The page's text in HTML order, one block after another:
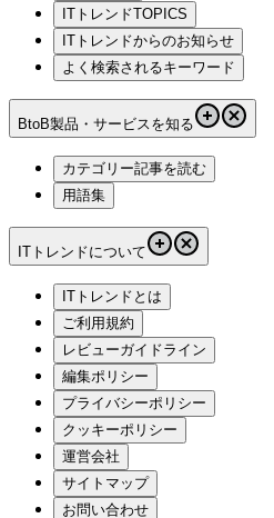
ITトレンドTOPICS
ITトレンドからのお知らせ
よく検索されるキーワード
BtoB製品・サービスを知る
カテゴリー記事を読む
用語集
ITトレンドについて
ITトレンドとは
ご利用規約
レビューガイドライン
編集ポリシー
プライバシーポリシー
クッキーポリシー
運営会社
サイトマップ
お問い合わせ